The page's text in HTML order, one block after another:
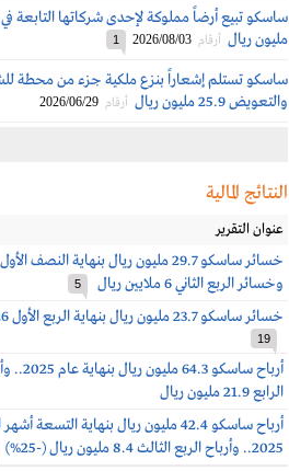
مليون ريال أرقام 2026/08/03
1
ساسكو تستلم إشعاراً بنزع ملكية جزء من محطة
والتعويض 25.9 مليون ريال
أرقام 2026/06/29
النتائج المالية
عنوان التقرير
وخسائر الربع الثاني 6 ملايين ريال
5
خسائر ساسكو 23.7 مليون ريال بنهاية الربع الأول 2026
19
أرباح ساسكو
الرابع 21.9 مليون ريال
أرباح ساسكو 42.4 مليون ريال بنهاية التسعة
2025.. وأرباح الربع الثالث 8.4 مليون ريال (-25%)